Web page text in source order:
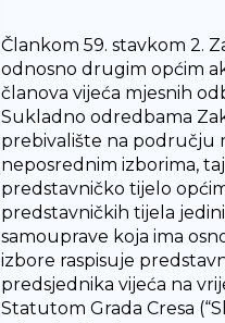
Člankom 59. stavkom 2.
odnosno drugim općim
članova vijeća mjesnih
Sukladno odredbama
prebivalište na području
neposrednim izborima,
predstavničko tijelo
predstavničkih tijela
samouprave koja ima
izbore raspisuje
predsjednika vijeća na
Statutom Grada Cresa